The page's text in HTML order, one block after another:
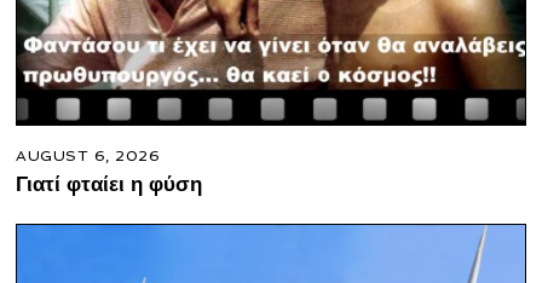
AUGUST 6, 2026
Γιατί φταίει η φύση